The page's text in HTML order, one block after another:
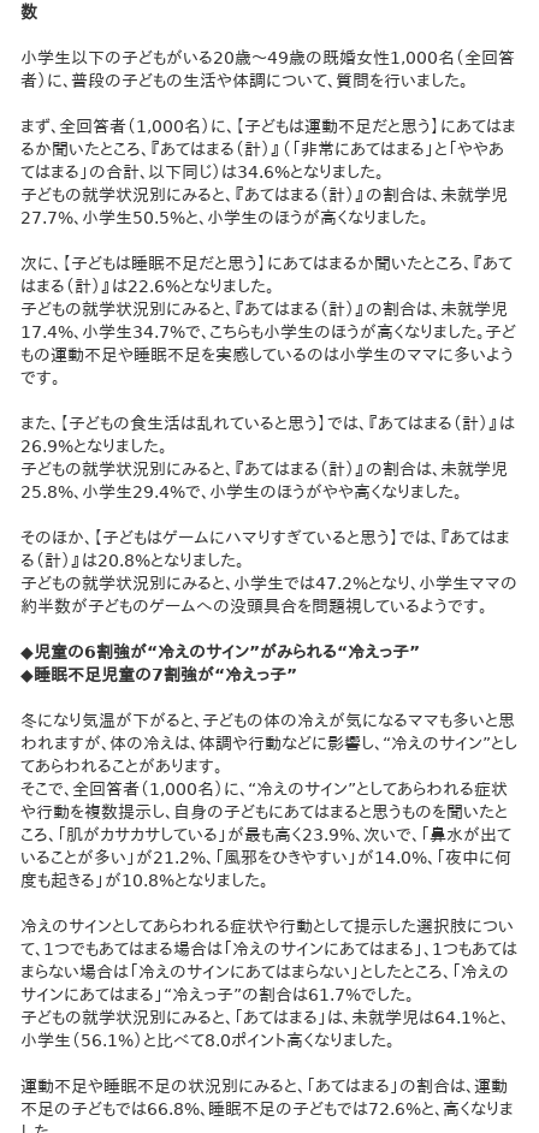
数
小学生以下の子どもがいる20歳～49歳の既婚女性1,000名（全回答
者）に、普段の子どもの生活や体調について、質問を行いました。
まず、全回答者（1,000名）に、【子どもは運動不足だと思う】にあてはま
るか聞いたところ、『あてはまる（計）』（「非常にあてはまる」と「ややあ
てはまる」の合計、以下同じ）は34.6%となりました。
子どもの就学状況別にみると、『あてはまる（計）』の割合は、未就学児
27.7%、小学生50.5%と、小学生のほうが高くなりました。
次に、【子どもは睡眠不足だと思う】にあてはまるか聞いたところ、『あて
はまる（計）』は22.6%となりました。
子どもの就学状況別にみると、『あてはまる（計）』の割合は、未就学児
17.4%、小学生34.7%で、こちらも小学生のほうが高くなりました。子ど
もの運動不足や睡眠不足を実感しているのは小学生のママに多いよう
です。
また、【子どもの食生活は乱れていると思う】では、『あてはまる（計）』は
26.9%となりました。
子どもの就学状況別にみると、『あてはまる（計）』の割合は、未就学児
25.8%、小学生29.4%で、小学生のほうがやや高くなりました。
そのほか、【子どもはゲームにハマりすぎていると思う】では、『あてはま
る（計）』は20.8%となりました。
子どもの就学状況別にみると、小学生では47.2%となり、小学生ママの
約半数が子どものゲームへの没頭具合を問題視しているようです。
◆児童の6割強が“冷えのサイン”がみられる“冷えっ子”
◆睡眠不足児童の7割強が“冷えっ子”
冬になり気温が下がると、子どもの体の冷えが気になるママも多いと思
われますが、体の冷えは、体調や行動などに影響し、“冷えのサイン”とし
てあらわれることがあります。
そこで、全回答者（1,000名）に、“冷えのサイン”としてあらわれる症状
や行動を複数提示し、自身の子どもにあてはまると思うものを聞いたと
ころ、「肌がカサカサしている」が最も高く23.9%、次いで、「鼻水が出て
いることが多い」が21.2%、「風邪をひきやすい」が14.0%、「夜中に何
度も起きる」が10.8%となりました。
冷えのサインとしてあらわれる症状や行動として提示した選択肢につい
て、1つでもあてはまる場合は「冷えのサインにあてはまる」、1つもあては
まらない場合は「冷えのサインにあてはまらない」としたところ、「冷えの
サインにあてはまる」“冷えっ子”の割合は61.7%でした。
子どもの就学状況別にみると、「あてはまる」は、未就学児は64.1%と、
小学生（56.1%）と比べて8.0ポイント高くなりました。
運動不足や睡眠不足の状況別にみると、「あてはまる」の割合は、運動
不足の子どもでは66.8%、睡眠不足の子どもでは72.6%と、高くなりま